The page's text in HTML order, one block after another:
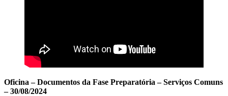
Oficina – Documentos da Fase Preparatória – Serviços Comuns
– 30/08/2024